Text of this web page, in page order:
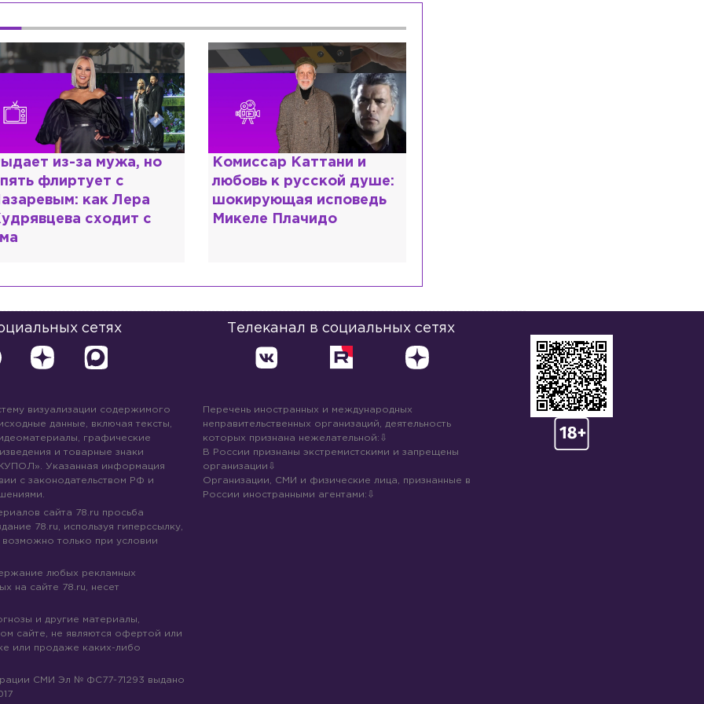
Каттани и
к русской душе:
исповедь
Плачидо
Специалист с напрасным
дипломом: почему мир
разочаровался в высшем
образовании?
сетях Телеканал в социальных сетях
визуализации содержимого
данные, включая тексты,
графические
и товарные знаки
Указанная информация
с законодательством РФ и
сайта 78.ru просьба
78.ru, используя гиперссылку,
возможно только при условии
любых рекламных
на сайте 78.ru, несет
и другие материалы,
сайте, не являются офертой или
или продаже каких-либо
СМИ Эл № ФС77-71293 выдано
Перечень иностранных и международных
неправительственных организаций, деятельность
которых признана нежелательной:
В России признаны экстремистскими и запрещены
организации
Организации, СМИ и физические лица, признанные в
России иностранными агентами: